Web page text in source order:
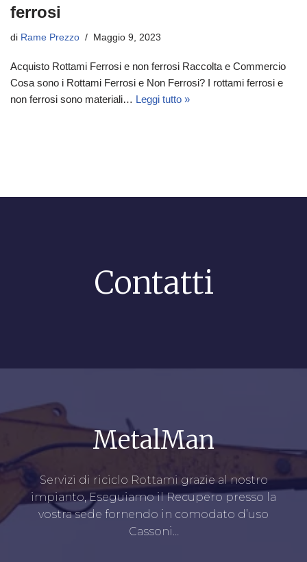
ferrosi
di Rame Prezzo Maggio 9, 2023
Acquisto Rottami Ferrosi e non ferrosi Raccolta e Commercio
Cosa sono i Rottami Ferrosi e Non Ferrosi? I rottami ferrosi e
non ferrosi sono materiali… Leggi tutto »
Contatti
MetalMan
Servizi di riciclo Rottami grazie al nostro
impianto, Eseguiamo il Recupero presso la
vostra sede fornendo in comodato d’uso
Cassoni…